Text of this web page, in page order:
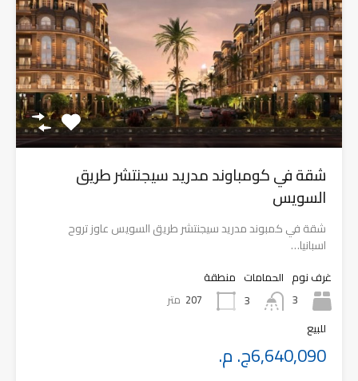
شقة في كومباوند مدريد سيجنتشر طريق
السويس
شقة في كمبوند مدريد سيجنتشر طريق السويس عاوز تروح
اسبانيا…
غرف نوم
3
الحمامات
3
منطقة
207 متر
للبيع
6,640,090ج. م.